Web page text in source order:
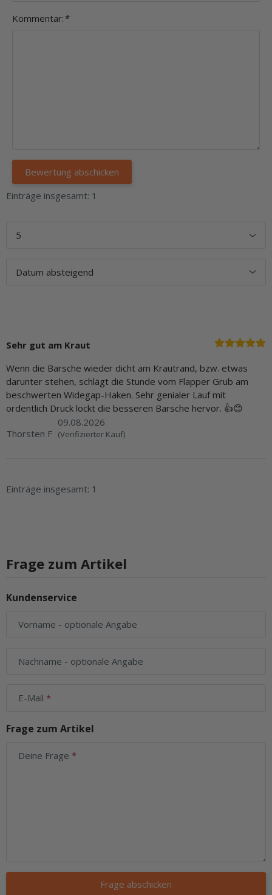
Kommentar: *
Einträge insgesamt: 1
Sehr gut am Kraut
Wenn die Barsche wieder dicht am Krautrand, bzw. etwas
darunter stehen, schlägt die Stunde vom Flapper Grub am
beschwerten Widegap-Haken. Sehr genialer Lauf mit
ordentlich Druck lockt die besseren Barsche hervor. 👍😊
Thorsten F
09.08.2026
(Verifizierter Kauf)
Einträge insgesamt: 1
Frage zum Artikel
Kundenservice
Vorname - optionale Angabe
Nachname - optionale Angabe
E-Mail
Frage zum Artikel
Deine Frage
Frage abschicken